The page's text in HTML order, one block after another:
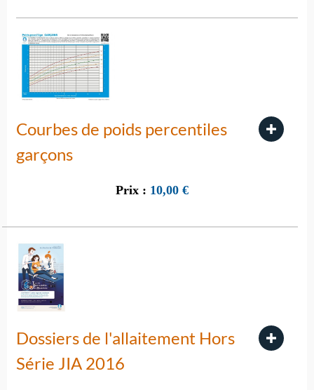
Courbes de poids percentiles
garçons
Prix : 10,00 €
Dossiers de l'allaitement Hors
Série JIA 2016